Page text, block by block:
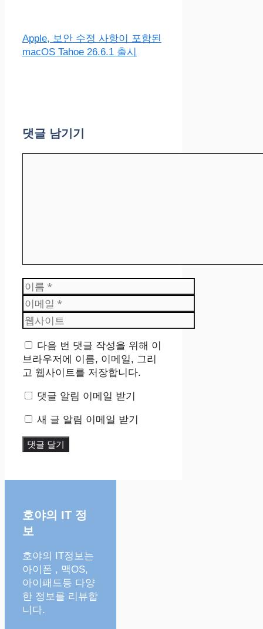
Apple, 보안 수정 사항이 포함된
macOS Tahoe 26.6.1 출시
댓글 남기기
이
름
이
메
일
웹
사
이
트
다음 번 댓글 작성을 위해 이
브라우저에 이름, 이메일, 그리
고 웹사이트를 저장합니다.
댓글 알림 이메일 받기
새 글 알림 이메일 받기
호야의 IT 정
보
호야의 IT정보는
아이폰 , 맥OS,
아이패드등 다양
한 정보를 리뷰합
니다.